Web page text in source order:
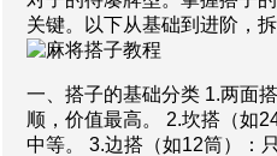
关键。以下从基础到进阶，
一、搭子的基础分类 1.两面
顺，价值最高。 2.坎搭（如
中等。 3.边搭（如12筒）：